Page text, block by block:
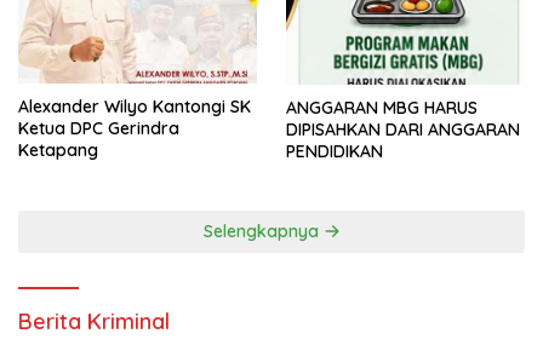
Alexander Wilyo Kantongi SK
Ketua DPC Gerindra
Ketapang
ANGGARAN MBG HARUS
DIPISAHKAN DARI ANGGARAN
PENDIDIKAN
Selengkapnya
Berita Kriminal